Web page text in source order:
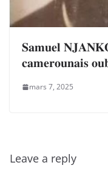
𝐒𝐚𝐦𝐮𝐞𝐥
𝐜𝐚𝐦𝐞𝐫𝐨𝐮𝐧𝐚𝐢𝐬
mars 7, 2025
Leave a reply